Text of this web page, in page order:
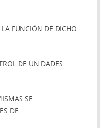
LA FUNCIÓN DE DICHO
DE UNIDADES
SE
DE